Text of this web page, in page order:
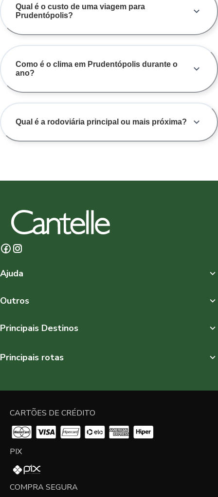
Qual é o custo de uma viagem para
Prudentópolis?
Como é o clima em Prudentópolis durante o
ano?
Qual é a rodoviária principal ou mais próxima?
Ajuda
Outros
Principais Destinos
Principais rotas
CARTÕES DE CRÉDITO
PIX
COMPRA SEGURA